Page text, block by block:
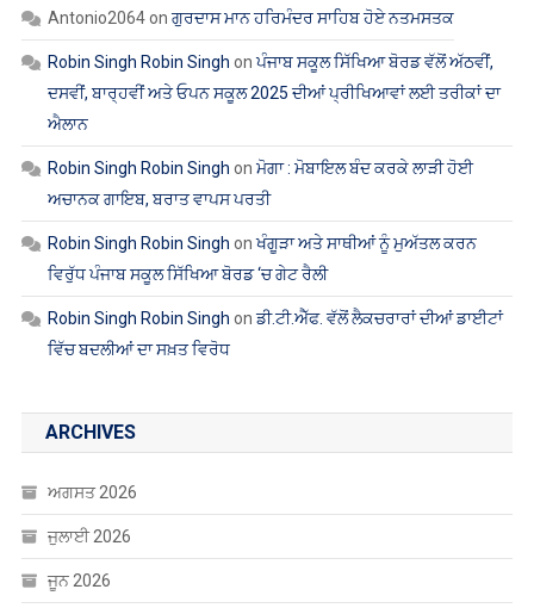
Antonio2064on ਗੁਰਦਾਸ ਮਾਨ ਹਰਿਮੰਦਰ ਸਾਹਿਬ ਹੋਏ ਨਤਮਸਤਕ
Robin Singh Robin Singh onਪੰਜਾਬ ਸਕੂਲ ਸਿੱਖਿਆ ਬੋਰਡ ਵੱਲੋਂ ਅੱਠਵੀਂ,
ਦਸਵੀਂ, ਬਾਰ੍ਹਵੀਂ ਅਤੇ ਓਪਨ ਸਕੂਲ 2025 ਦੀਆਂ ਪ੍ਰੀਖਿਆਵਾਂ ਲਈ ਤਰੀਕਾਂ ਦਾ
ਐਲਾਨ
Robin Singh Robin Singh on ਮੋਗਾ : ਮੋਬਾਇਲ ਬੰਦ ਕਰਕੇ ਲਾੜੀ ਹੋਈ
ਅਚਾਨਕ ਗਾਇਬ, ਬਰਾਤ ਵਾਪਸ ਪਰਤੀ
Robin Singh Robin Singh onਖੰਗੂੜਾ ਅਤੇ ਸਾਥੀਆਂ ਨੂੰ ਮੁਅੱਤਲ ਕਰਨ
ਵਿਰੁੱਧ ਪੰਜਾਬ ਸਕੂਲ ਸਿੱਖਿਆ ਬੋਰਡ ‘ਚ ਗੇਟ ਰੈਲੀ
Robin Singh Robin Singh onਡੀ.ਟੀ.ਐੱਫ. ਵੱਲੋਂ ਲੈਕਚਰਾਰਾਂ ਦੀਆਂ ਡਾਈਟਾਂ
ਵਿੱਚ ਬਦਲੀਆਂ ਦਾ ਸਖ਼ਤ ਵਿਰੋਧ
ARCHIVES
ਅਗਸਤ 2026
ਜੁਲਾਈ 2026
ਜੂਨ 2026